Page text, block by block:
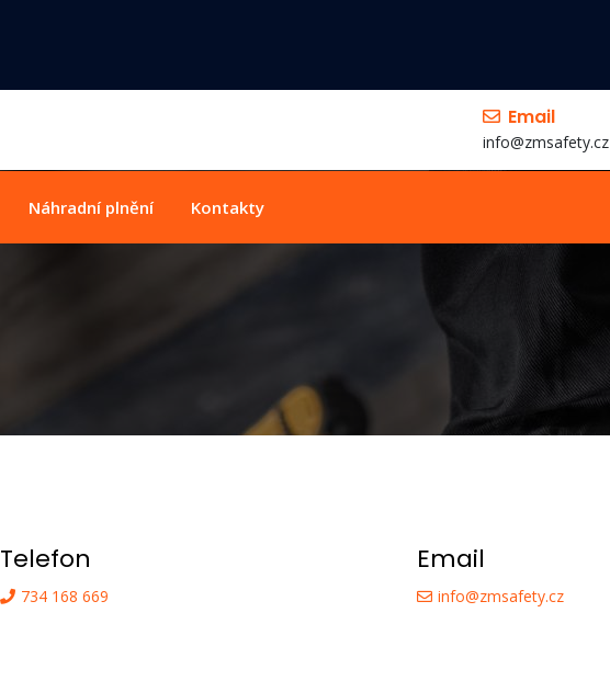
Email
info@zmsafety.cz
Náhradní plnění Kontakty
Telefon
734 168 669
Email
info@zmsafety.cz